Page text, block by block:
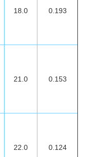
18.0 0.193
21.0 0.153
22.0 0.124